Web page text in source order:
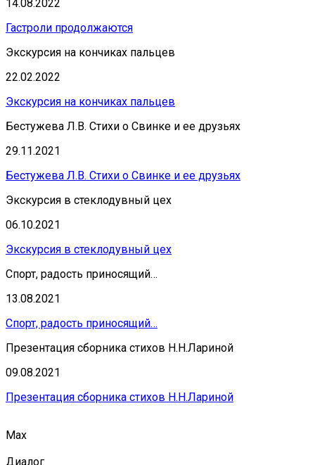
14.08.2022
Гастроли продолжаются
Экскурсия на кончиках пальцев
22.02.2022
Экскурсия на кончиках пальцев
Бестужева Л.В. Стихи о Свинке и ее друзьях
29.11.2021
Бестужева Л.В. Стихи о Свинке и ее друзьях
Экскурсия в стеклодувный цех
06.10.2021
Экскурсия в стеклодувный цех
Спорт, радость приносящий…
13.08.2021
Спорт, радость приносящий…
Презентация сборника стихов Н.Н.Лариной
09.08.2021
Презентация сборника стихов Н.Н.Лариной
Мах
Диалог